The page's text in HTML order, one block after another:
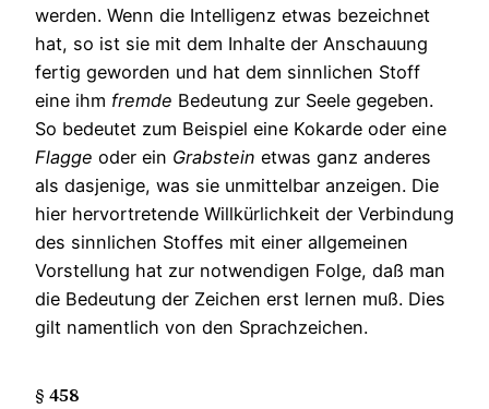
werden. Wenn die Intelligenz etwas bezeichnet
hat, so ist sie mit dem Inhalte der Anschauung
fertig geworden und hat dem sinnlichen Stoff
eine ihm fremde Bedeutung zur Seele gegeben.
So bedeutet zum Beispiel eine Kokarde oder eine
Flagge oder ein Grabstein etwas ganz anderes
als dasjenige, was sie unmittelbar anzeigen. Die
hier hervortretende Willkürlichkeit der Verbindung
des sinnlichen Stoffes mit einer allgemeinen
Vorstellung hat zur notwendigen Folge, daß man
die Bedeutung der Zeichen erst lernen muß. Dies
gilt namentlich von den Sprachzeichen.
§ 458